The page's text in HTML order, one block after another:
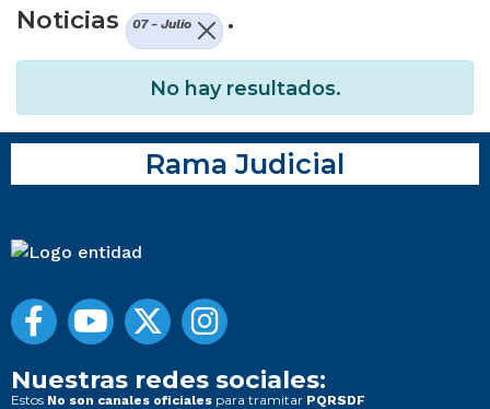
Noticias
07 - Julio .
No hay resultados.
Rama Judicial
Nuestras redes sociales:
Estos No son canales oficiales para tramitar PQRSDF